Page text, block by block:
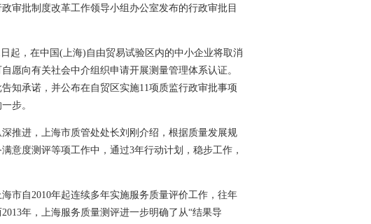
审批制度改革工作领导小组办公室发布的行政审批目
，在中国(上海)自由贸易试验区内的中小企业将取消
愿向有关社会中介组织申请开展测量管理体系认证。
知承诺，并公布在自贸区实施11项质监行政审批事项
步。
进，上海市质管处处长刘刚介绍，根据质量发展规
意度测评等项工作中，通过3年行动计划，稳步工作，
自2010年起连续多年实施服务质量评价工作，往年
年，上海服务质量测评进一步明确了从“结果导